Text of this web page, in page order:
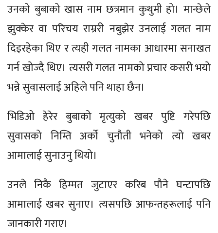
उनको बुबाको खास नाम छत्रमान कुथुमी हो। मान्छेले
झुक्केर वा परिचय राम्ररी नबुझेर उनलाई गलत नाम
दिइरहेका थिए र त्यही गलत नामका आधारमा सनाखत
गर्न खोज्दै थिए। त्यसरी गलत नामको प्रचार कसरी भयो
भन्ने सुवासलाई अहिले पनि थाहा छैन।
भिडिओ हेरेर बुबाको मृत्युको खबर पुष्टि गरेपछि
सुवासको निम्ति अर्को चुनौती भनेको त्यो खबर
आमालाई सुनाउनु थियो।
उनले निकै हिम्मत जुटाएर करिब पौने घन्टापछि
आमालाई खबर सुनाए। त्यसपछि आफन्तहरूलाई पनि
जानकारी गराए।